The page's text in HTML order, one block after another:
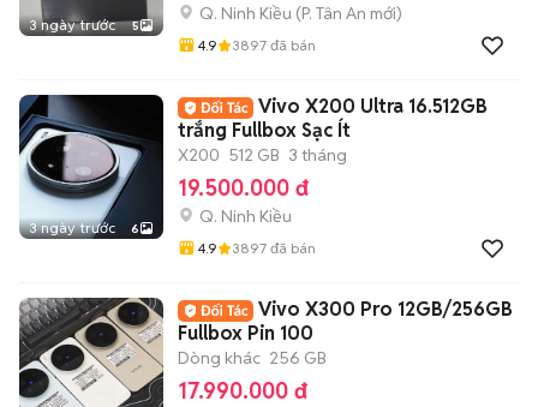
3 ngày trước 5
Q. Ninh Kiều (P. Tân An mới)
4.9 3897 đã bán
3 ngày trước 6
Vivo X200 Ultra 16.512GB
trắng Fullbox Sạc Ít
X200 512 GB 3 tháng
19.500.000 đ
Q. Ninh Kiều
4.9 3897 đã bán
Vivo X300 Pro 12GB/256GB
Fullbox Pin 100
Dòng khác 256 GB
17.990.000 đ